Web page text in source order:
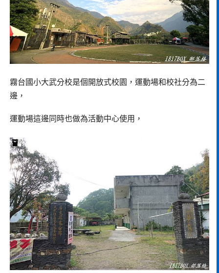
霧台國小大武分校是個開放式校園，運動場和校社分為二
邊，
運動場這邊同時也做為活動中心使用，